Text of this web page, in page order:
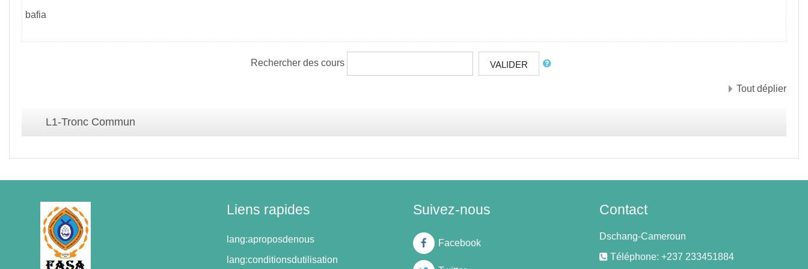
bafia
Rechercher des cours VALIDER
Tout déplier
L1-Tronc Commun
Liens rapides
lang:aproposdenous
lang:conditionsdutilisation
Suivez-nous
Facebook
Contact
Dschang-Cameroun
Téléphone: +237 233451884